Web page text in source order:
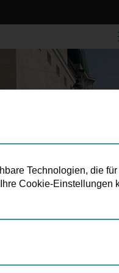
Technologien, die
Cookie-Einstellungen